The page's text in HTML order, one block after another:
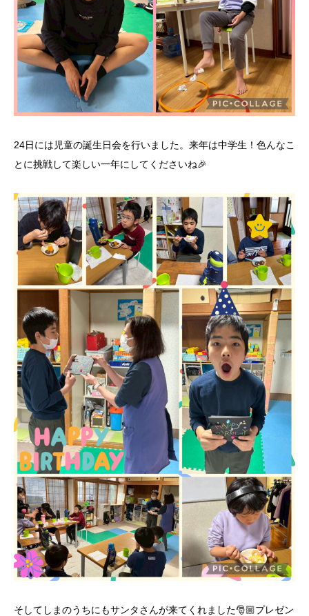
24日には児童の誕生日会を行いました。来年は中学生！色んなこ
とに挑戦して楽しい一年にしてくださいね🎉
そしてしまのうちにもサンタさんが来てくれました🎅🏼プレゼン